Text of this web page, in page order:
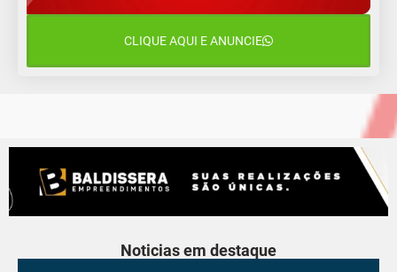
CLIQUE AQUI E ANUNCIE
Noticias em destaque